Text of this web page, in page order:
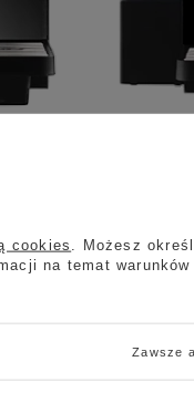
biurach i
co czyni go
do wody sieciowej i
cookies
. Możesz
na temat warunków
Zawsze